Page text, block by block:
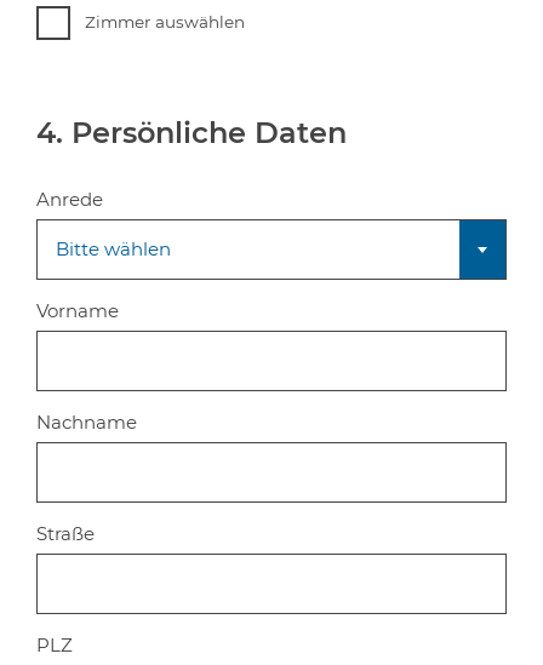
Zimmer auswählen
4. Persönliche Daten
Anrede
Bitte wählen
Vorname
Nachname
Straße
PLZ